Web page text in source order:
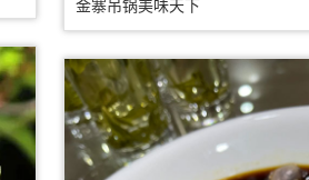
金寨吊锅美味天下